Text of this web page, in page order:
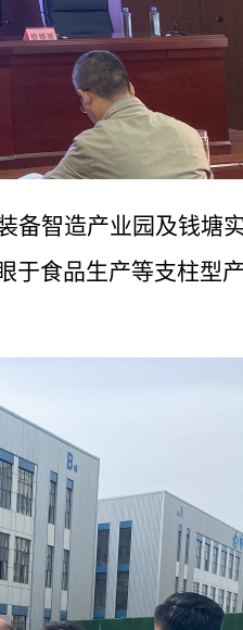
备智造产业园及钱塘
于食品生产等支柱型